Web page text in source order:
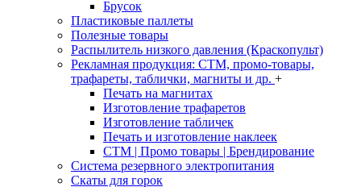
Брусок
Пластиковые паллеты
Полезные товары
Распылитель низкого давления (Краскопульт)
Рекламная продукция: CTM, промо-товары,
трафареты, таблички, магниты и др. +
Печать на магнитах
Изготовление трафаретов
Изготовление табличек
Печать и изготовление наклеек
CTM | Промо товары | Брендирование
Система резервного электропитания
Скаты для горок